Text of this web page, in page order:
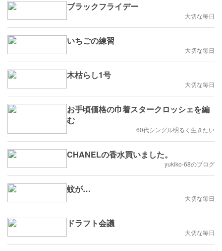
ブラックフライデー
大切な毎日
いちごの練習
大切な毎日
木枯らし1号
大切な毎日
お手頃価格の巾着スタークロッシェを編
む
60代シングル明るく生きたい
CHANELの香水買いました。
yukiko-68のブログ
蚊が…
大切な毎日
ドラフト会議
大切な毎日